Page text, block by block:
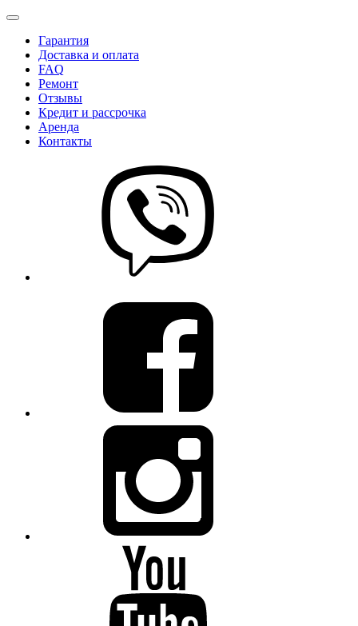
Гарантия
Доставка и оплата
FAQ
Ремонт
Отзывы
Кредит и рассрочка
Аренда
Контакты